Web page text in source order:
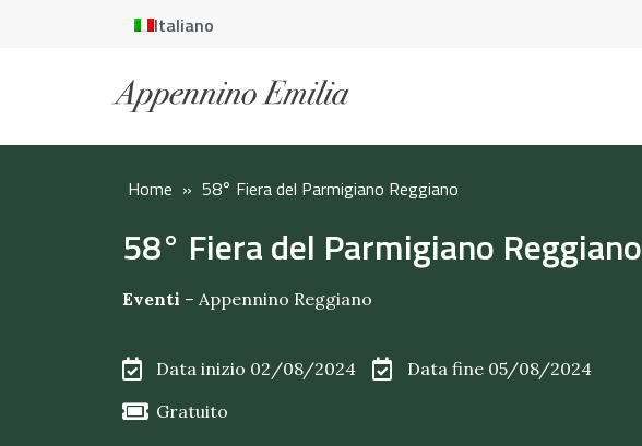
Italiano
Home » 58° Fiera del Parmigiano Reggiano
58° Fiera del Parmigiano Reggiano
Eventi – Appennino Reggiano
Data inizio 02/08/2024
Data fine 05/08/2024
Gratuito